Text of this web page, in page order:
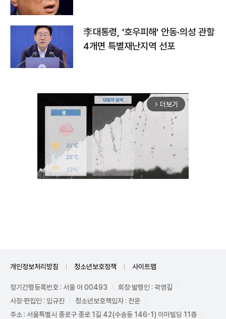
李대통령, '호우피해' 안동·의성 관할
4개면 특별재난지역 선포
arrow_forward_ios 더보기
개인정보처리방침 청소년보호정책 사이트맵
정기간행등록번호 : 서울 아 00493
회장·발행인 : 곽영길
사장·편집인 : 임규진
청소년보호책임자 : 전운
주소 : 서울특별시 종로구 종로 1길 42(수송동 146-1) 이마빌딩 11층